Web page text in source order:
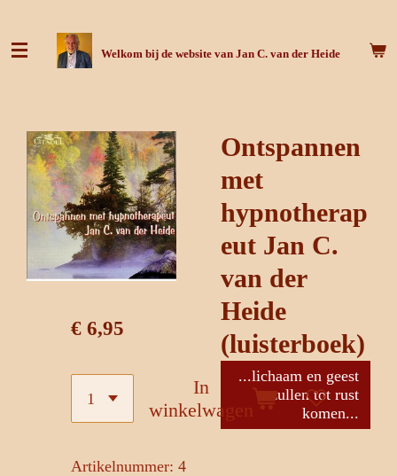
direct
Welkom bij de website van Jan C. van der Heide
Ontspannen
met
hypnotherap
eut Jan C.
van der
Heide
(luisterboek)
...lichaam en geest
zullen tot rust
komen...
€ 6,95
In
winkelwagen
Artikelnummer: 4